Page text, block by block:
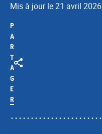
Mis à jour le 21 avril 2026
P
A
R
T
A
G
E
R